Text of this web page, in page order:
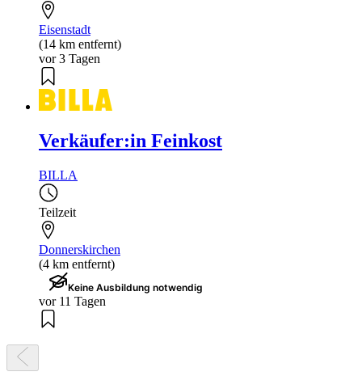
Eisenstadt
(14 km entfernt)
vor 3 Tagen
Verkäufer:in Feinkost
BILLA
Teilzeit
Donnerskirchen
(4 km entfernt)
Keine Ausbildung notwendig
vor 11 Tagen